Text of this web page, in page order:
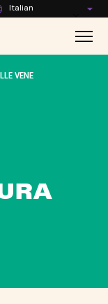
Italian
VENE